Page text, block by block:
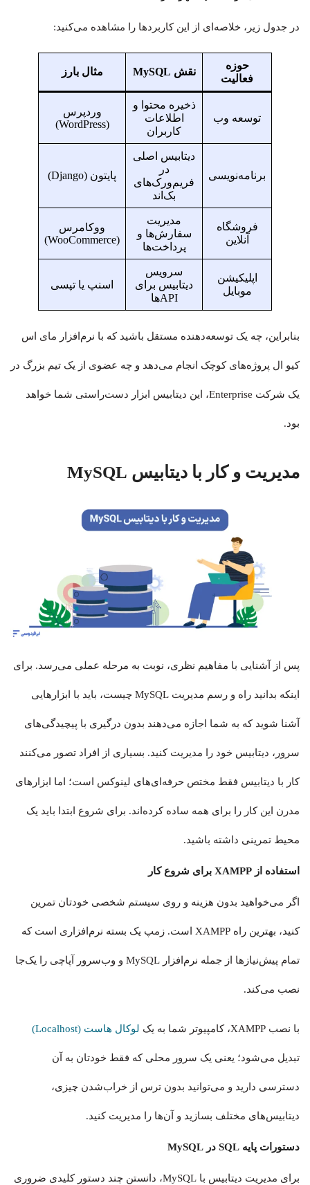
در جدول زیر، خلاصه‌ای از این کاربردها را مشاهده می‌کنید:
حوزه
فعالیت
نقش MySQL مثال بارز
توسعه وب
ذخیره محتوا و
اطلاعات
کاربران
وردپرس
(WordPress)
برنامه‌نویسی
دیتابیس اصلی
در
فریم‌ورک‌های
بک‌اند
پایتون (Django)
فروشگاه
آنلاین
مدیریت
سفارش‌ها و
پرداخت‌ها
ووکامرس
(WooCommerce)
اپلیکیشن
موبایل
سرویس
دیتابیس برای
APIها
اسنپ یا تپسی
بنابراین، چه یک توسعه‌دهنده مستقل باشید که با نرم‌افزار مای اس
کیو ال پروژه‌های کوچک انجام می‌دهد و چه عضوی از یک تیم بزرگ در
یک شرکت Enterprise، این دیتابیس ابزار دست‌راستی شما خواهد
بود.
مدیریت و کار با دیتابیس MySQL
پس از آشنایی با مفاهیم نظری، نوبت به مرحله عملی می‌رسد. برای
اینکه بدانید راه و رسم مدیریت MySQL چیست، باید با ابزارهایی
آشنا شوید که به شما اجازه می‌دهند بدون درگیری با پیچیدگی‌های
سرور، دیتابیس خود را مدیریت کنید. بسیاری از افراد تصور می‌کنند
کار با دیتابیس فقط مختص حرفه‌ای‌های لینوکس است؛ اما ابزارهای
مدرن این کار را برای همه ساده کرده‌اند. برای شروع ابتدا باید یک
محیط تمرینی داشته باشید.
استفاده از XAMPP برای شروع کار
اگر می‌خواهید بدون هزینه و روی سیستم شخصی خودتان تمرین
کنید، بهترین راه XAMPP است. زمپ یک بسته نرم‌افزاری است که
تمام پیش‌نیازها از جمله نرم‌افزار MySQL و وب‌سرور آپاچی را یک‌جا
نصب می‌کند.
با نصب XAMPP، کامپیوتر شما به یک لوکال هاست (Localhost)
تبدیل می‌شود؛ یعنی یک سرور محلی که فقط خودتان به آن
دسترسی دارید و می‌توانید بدون ترس از خراب‌شدن چیزی،
دیتابیس‌های مختلف بسازید و آن‌ها را مدیریت کنید.
دستورات پایه SQL در MySQL
برای مدیریت دیتابیس با MySQL، دانستن چند دستور کلیدی ضروری